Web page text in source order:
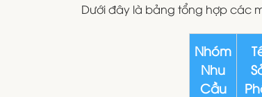
Dưới đây là bảng tổng hợp các
Nhóm
Nhu
Cầu